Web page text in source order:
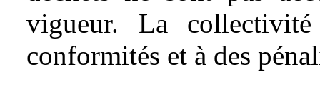
vigueur. La
conformités et à des